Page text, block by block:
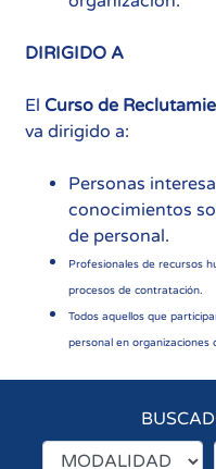
DIRIGIDO A
El Curso de
va dirigido a:
Personas
conocimientos
de personal.
Profesionales de recursos
procesos de contratación.
Todos aquellos que
personal en organizaciones